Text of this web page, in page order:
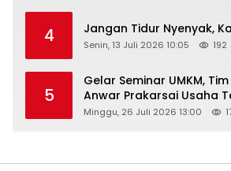
4 Jangan Tidur Nyenyak,
Senin, 13 Juli 2026 10:05 192
5
Gelar Seminar UMKM, Tim
Anwar Prakarsai Usaha
di Logung
Minggu, 26 Juli 2026 13:00